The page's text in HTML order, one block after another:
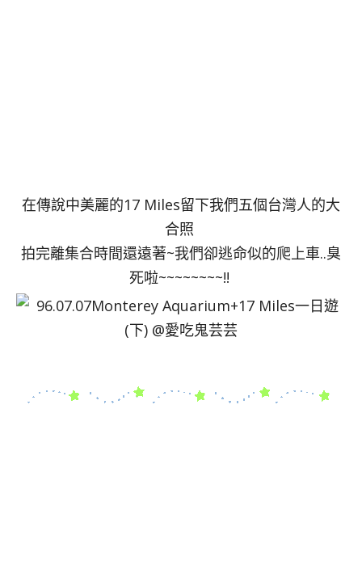
在傳說中美麗的17 Miles留下我們五個台灣人的大
合照
拍完離集合時間還遠著~我們卻逃命似的爬上車..臭
死啦~~~~~~~~!!